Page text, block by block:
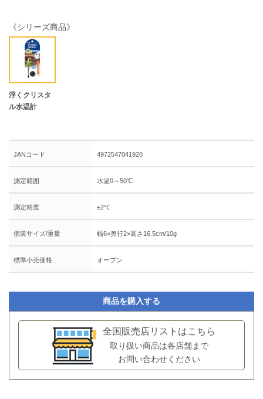
《シリーズ商品》
浮くクリスタ
ル水温計
JANコード 4972547041920
測定範囲 水温0～50℃
測定精度 ±2℃
個装サイズ/重量 幅6×奥行2×高さ16.5cm/10g
標準小売価格 オープン
商品を購入する
全国販売店リストはこちら
取り扱い商品は各店舗まで
お問い合わせください